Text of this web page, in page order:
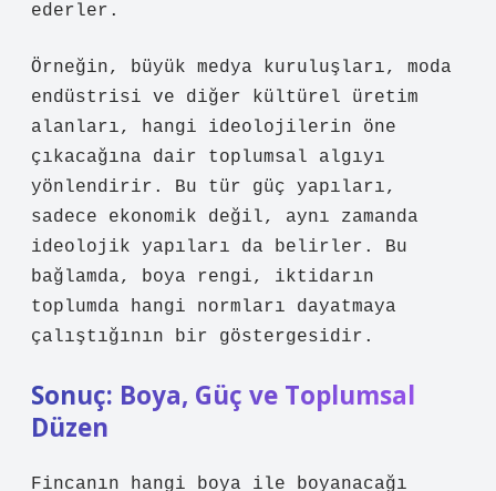
ederler.
Örneğin, büyük medya kuruluşları, moda
endüstrisi ve diğer kültürel üretim
alanları, hangi ideolojilerin öne
çıkacağına dair toplumsal algıyı
yönlendirir. Bu tür güç yapıları,
sadece ekonomik değil, aynı zamanda
ideolojik yapıları da belirler. Bu
bağlamda, boya rengi, iktidarın
toplumda hangi normları dayatmaya
çalıştığının bir göstergesidir.
Sonuç: Boya, Güç ve Toplumsal
Düzen
Fincanın hangi boya ile boyanacağı